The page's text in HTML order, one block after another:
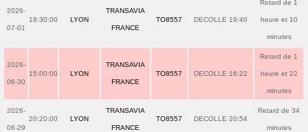
2026-
07-01
18:30:00 LYON
TRANSAVIA
FRANCE
TO8557 DECOLLE 19:40
Retard de 1
heure et 10
minutes
2026-
06-30
15:00:00 LYON
TRANSAVIA
FRANCE
TO8557 DECOLLE 16:22
Retard de 1
heure et 22
minutes
2026-
06-29
20:20:00 LYON
TRANSAVIA
FRANCE
TO8557 DECOLLE 20:54
Retard de 34
minutes